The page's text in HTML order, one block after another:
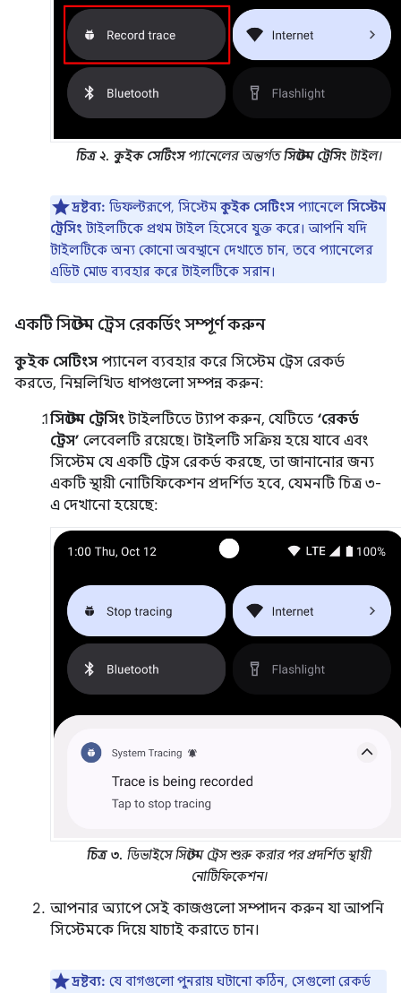
চিত্র ২. কুইক সেটিংসপ্যানেলের অন্তর্গতসিস্টেম ট্রেসিং টাইল।
দ্রষ্টব্য: ডিফল্টরূপে, সিস্টেম কুইক সেটিংস প্যানেলে সিস্টেম
ট্রেসিং টাইলটিকে প্রথম টাইল হিসেবে যুক্ত করে। আপনি যদি
টাইলটিকে অন্য কোনো অবস্থানে দেখাতে চান, তবে প্যানেলের
এডিট মোড ব্যবহার করে টাইলটিকে সরান।
একটি সিস্টেম ট্রেস রেকর্ডিং সম্পূর্ণ করুন
কুইক সেটিংস প্যানেল ব্যবহার করে সিস্টেম ট্রেস রেকর্ড
করতে, নিম্নলিখিত ধাপগুলো সম্পন্ন করুন:
সিস্টেম ট্রেসিং টাইলটিতে ট্যাপ করুন, যেটিতে ‘রেকর্ড
ট্রেস’ লেবেলটি রয়েছে। টাইলটি সক্রিয় হয়ে যাবে এবং
সিস্টেম যে একটি ট্রেস রেকর্ড করছে, তা জানানোর জন্য
একটি স্থায়ী নোটিফিকেশন প্রদর্শিত হবে, যেমনটি চিত্র ৩-
এ দেখানো হয়েছে:
চিত্র ৩. ডিভাইসে সিস্টেম ট্রেস শুরু করার পর প্রদর্শিত স্থায়ী
নোটিফিকেশন।
আপনার অ্যাপে সেই কাজগুলো সম্পাদন করুন যা আপনি
সিস্টেমকে দিয়ে যাচাই করাতে চান।
দ্রষ্টব্য: যে বাগগুলো পুনরায় ঘটানো কঠিন, সেগুলো রেকর্ড